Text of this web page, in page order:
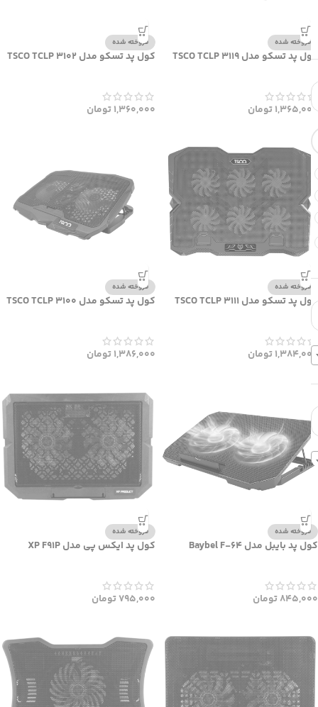
فروخته شده
کول پد تسکو مدل TSCO TCLP 3119
1,365,000تومان
فروخته شده
کول پد تسکو مدل TSCO TCLP 3102
1,360,000تومان
فروخته شده
کول پد تسکو مدل TSCO TCLP 3111
1,384,000تومان
فروخته شده
کول پد تسکو مدل TSCO TCLP 3100
1,386,000تومان
فروخته شده
کول پد بایبل مدل Baybel F-64
845,000تومان
فروخته شده
کول پد ایکس پی مدل XP F91P
795,000تومان